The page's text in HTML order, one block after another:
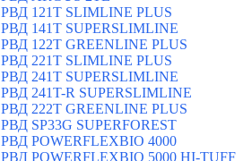
РВД 121T SLIMLINE PLUS
РВД 141T SUPERSLIMLINE
РВД 122T GREENLINE PLUS
РВД 221T SLIMLINE PLUS
РВД 241T SUPERSLIMLINE
РВД 241T-R SUPERSLIMLINE
РВД 222T GREENLINE PLUS
РВД SP33G SUPERFOREST
РВД POWERFLEXBIO 4000
РВД POWERFLEXBIO 5000 HI-TUFF